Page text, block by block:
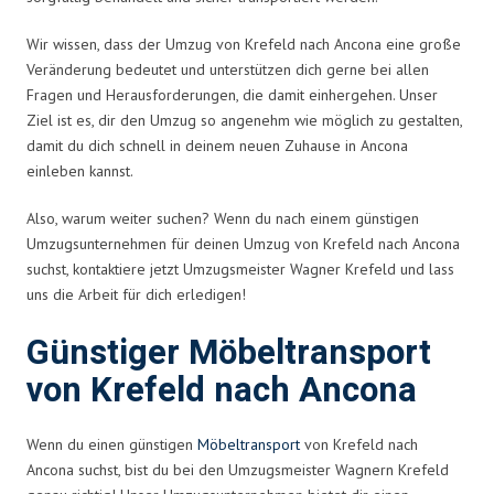
Wir wissen, dass der Umzug von Krefeld nach Ancona eine große
Veränderung bedeutet und unterstützen dich gerne bei allen
Fragen und Herausforderungen, die damit einhergehen. Unser
Ziel ist es, dir den Umzug so angenehm wie möglich zu gestalten,
damit du dich schnell in deinem neuen Zuhause in Ancona
einleben kannst.
Also, warum weiter suchen? Wenn du nach einem günstigen
Umzugsunternehmen für deinen Umzug von Krefeld nach Ancona
suchst, kontaktiere jetzt Umzugsmeister Wagner Krefeld und lass
uns die Arbeit für dich erledigen!
Günstiger Möbeltransport
von Krefeld nach Ancona
Wenn du einen günstigen Möbeltransport von Krefeld nach
Ancona suchst, bist du bei den Umzugsmeister Wagnern Krefeld